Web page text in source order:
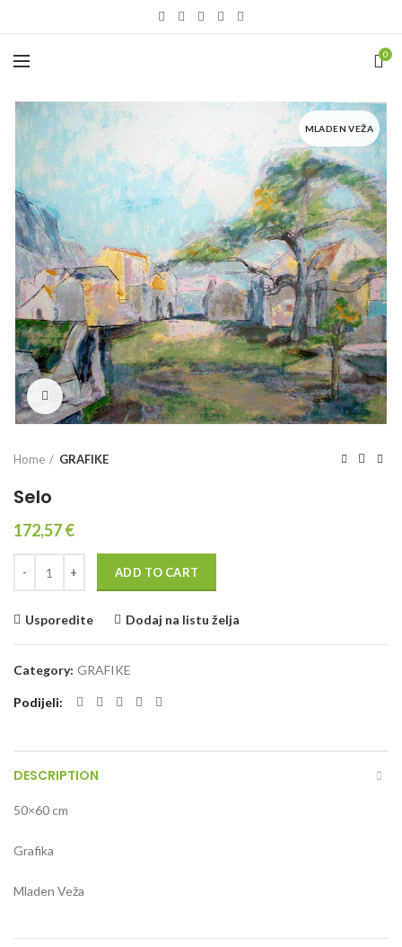
0
MLADEN VEŽA
Click to enlarge
Home GRAFIKE
Selo
172,57€
ADD TO CART
Usporedite Dodaj na listu želja
Category: GRAFIKE
Podijeli
DESCRIPTION
50×60 cm
Grafika
Mladen Veža